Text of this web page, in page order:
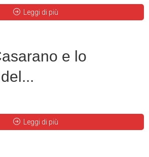
Leggi di più
e lo
Leggi di più